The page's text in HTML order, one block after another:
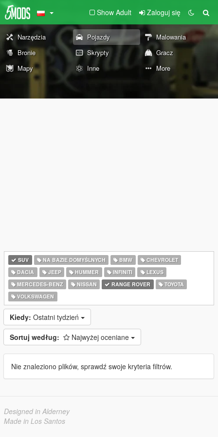
Show Adult Zaloguj się
Narzędzia Pojazdy
Malowania
Bronie
Skrypty
Gracz
Mapy
Inne More
SUV NA BAZIE DOMYŚLNYCH BMW
CHEVROLET
DACIA
JEEP HUMMER INFINITI
LEXUS
MERCEDES-BENZ
NISSAN RANGE ROVER
TOYOTA
VOLKSWAGEN
Kiedy: Ostatni tydzień
Sortuj według: Najwyżej oceniane
Nie znaleziono plików, sprawdź swoje kryteria filtrów.
Designed in Alderney
Made in Los Santos